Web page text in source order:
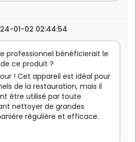
01-02 02:44:54
professionnel bénéficierait le
ce produit ?
! Cet appareil est idéal pour
de la restauration, mais il
être utilisé par toute
nettoyer de grandes
régulière et efficace.